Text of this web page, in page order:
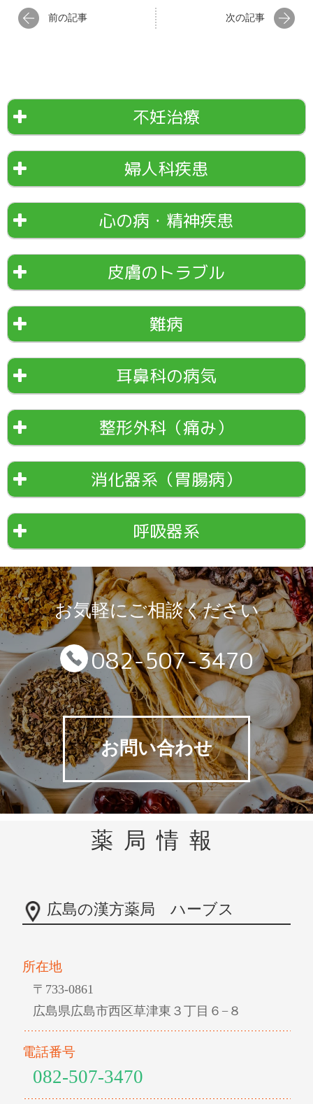
前の記事 次の記事
不妊治療
婦人科疾患
心の病・精神疾患
皮膚のトラブル
難病
耳鼻科の病気
整形外科（痛み）
消化器系（胃腸病）
呼吸器系
お気軽にご相談ください
082-507-3470
お問い合わせ
薬局情報
広島の漢方薬局 ハーブス
所在地
〒733-0861
広島県広島市西区草津東３丁目６−８
電話番号
082-507-3470